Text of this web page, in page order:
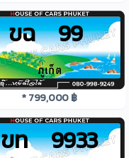
ขฉ 99
* 799,000 ฿
ขท 9933